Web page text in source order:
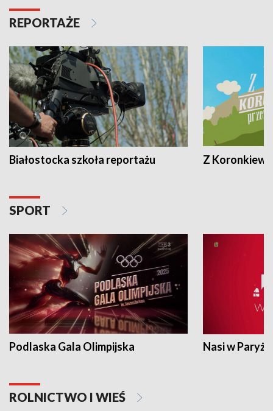
REPORTAŻE
Białostocka szkoła reportażu Z
SPORT
Podlaska Gala Olimpijska Nasi w Paryżu
ROLNICTWO I WIEŚ